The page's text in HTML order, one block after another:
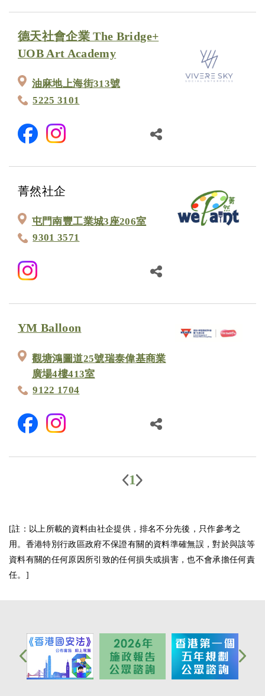
德天社會企業 The Bridge+
UOB Art Academy
油麻地上海街313號
5225 3101
菁然社企
屯門南豐工業城3座206室
9301 3571
YM Balloon
觀塘鴻圖道25號瑞泰偉基商業
廣場4樓413室
9122 1704
1
[註：以上所載的資料由社企提供，排名不分先後，只作參考之
用。香港特別行政區政府不保證有關的資料準確無誤，對於與該等
資料有關的任何原因所引致的任何損失或損害，也不會承擔任何責
任。]